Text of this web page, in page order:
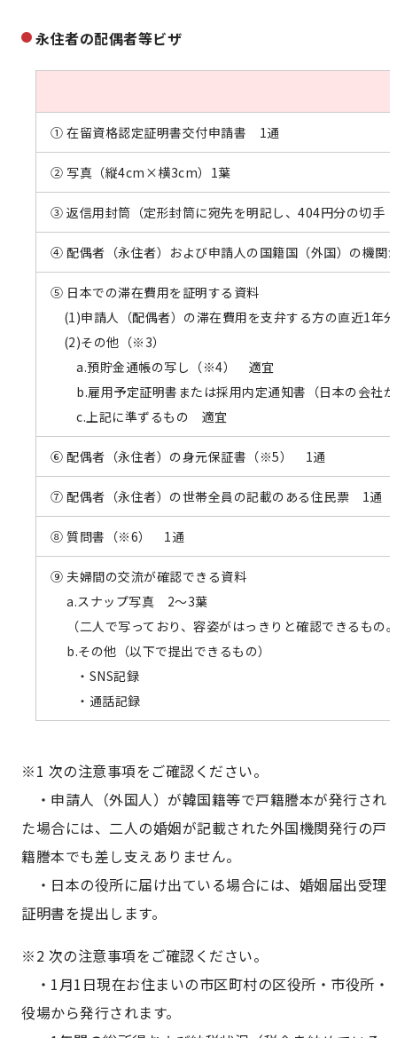
永住者の配偶者等ビザ
① 在留資格認定証明書交付申請書 1通
② 写真（縦4cm×横3cm）1葉
③ 返信用封筒（定形封筒に宛先を明記し、404円分の切手
④ 配偶者（永住者）および申請人の国籍国（外国）の機
⑤ 日本での滞在費用を証明する資料
(1)申請人（配偶者）の滞在費用を支弁する方の直近1年
(2)その他（※3）
a.預貯金通帳の写し（※4） 適宜
b.雇用予定証明書または採用内定通知書（日本の会社
c.上記に準ずるもの 適宜
⑥ 配偶者（永住者）の身元保証書（※5） 1通
⑦ 配偶者（永住者）の世帯全員の記載のある住民票 1通
⑧ 質問書（※6） 1通
⑨ 夫婦間の交流が確認できる資料
a.スナップ写真 2〜3葉
（二人で写っており、容姿がはっきりと確認できるもの
b.その他（以下で提出できるもの）
・SNS記録
・通話記録
※1 次の注意事項をご確認ください。
・申請人（外国人）が韓国籍等で戸籍謄本が発行され
た場合には、二人の婚姻が記載された外国機関発行の戸
籍謄本でも差し支えありません。
・日本の役所に届け出ている場合には、婚姻届出受理
証明書を提出します。
※2 次の注意事項をご確認ください。
・1月1日現在お住まいの市区町村の区役所・市役所・
役場から発行されます。